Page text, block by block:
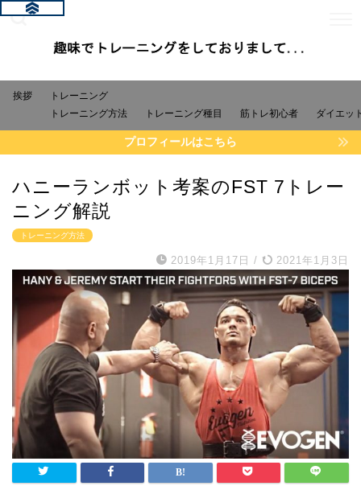
挨拶
トレーニング
トレーニング方法
トレーニング種目 筋トレ初心者 ダイエッ
プロフィールはこちら
ハニーランボット考案のFST 7トレー
ニング解説
トレーニング方法
2019年1月17日 / 2021年1月3日